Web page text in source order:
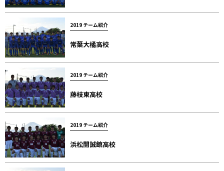
2019 チーム紹介
常葉大橘高校
2019 チーム紹介
藤枝東高校
2019 チーム紹介
浜松開誠館高校